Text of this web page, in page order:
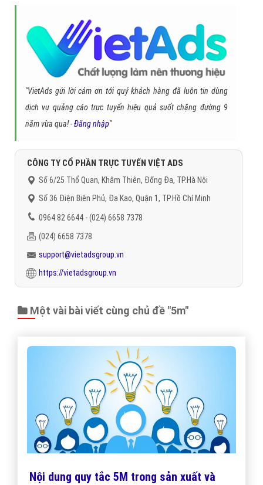
"VietAds gửi lời cảm ơn tới quý khách hàng đã luôn tin dùng
dịch vụ quảng cáo trực tuyến hiệu quả suốt chặng đường 9
năm vừa qua! -Đăng nhập"
CÔNG TY CỔ PHẦN TRỰC TUYẾN VIỆT ADS
Số 6/25 Thổ Quan, Khâm Thiên, Đống Đa, TP.Hà Nội
Số 36 Điện Biên Phủ, Đa Kao, Quận 1, TP.Hồ Chí Minh
0964 82 6644 - (024) 6658 7378
(024) 6658 7378
support@vietadsgroup.vn
https://vietadsgroup.vn
Một vài bài viết cùng chủ đề "5m"
Nội dung quy tắc 5M trong sản xuất và